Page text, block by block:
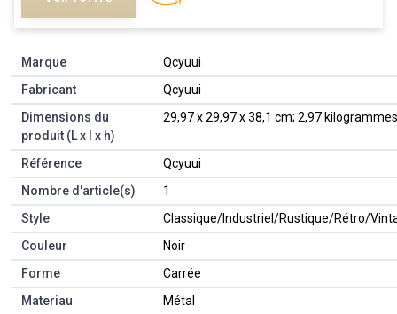
Marque
‎Qcyuui
Fabricant
‎Qcyuui
Dimensions du
produit (L x l x h)
‎29,97 x 29,97 x 38,1 cm; 2,97 kilogrammes
Référence
‎Qcyuui
Nombre d'article(s)
‎1
Style
‎Classique/Industriel/Rustique/Rétro/
Couleur
‎Noir
Forme
‎Carrée
Materiau
‎Métal